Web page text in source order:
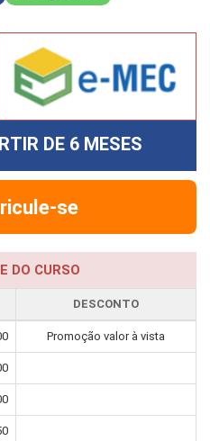
DE 6 MESES
se
DO CURSO
DESCONTO
Promoção valor à vista